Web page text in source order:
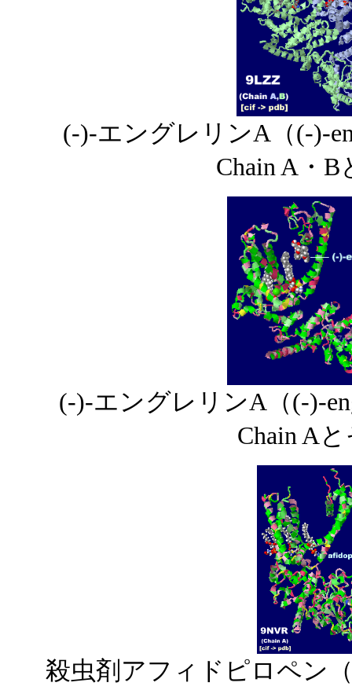
(-)-エングレリンA（(-)-
Chain A・B
(-)-エングレリンA（(-)-
Chain A
殺虫剤アフィドピロペン